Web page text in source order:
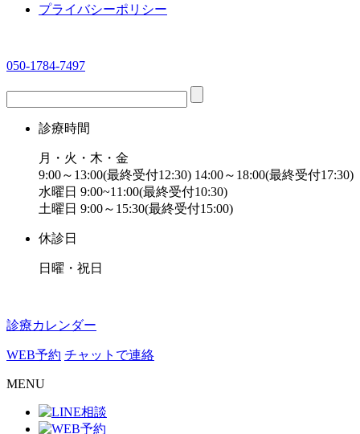
プライバシーポリシー
050-1784-7497
診療時間
月・火・木・金
9:00～13:00(最終受付12:30) 14:00～18:00(最終受付17:30)
水曜日 9:00~11:00(最終受付10:30)
土曜日 9:00～15:30(最終受付15:00)
休診日
日曜・祝日
診療カレンダー
WEB予約 チャットで連絡
MENU